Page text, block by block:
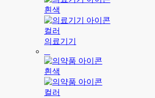
의료기기